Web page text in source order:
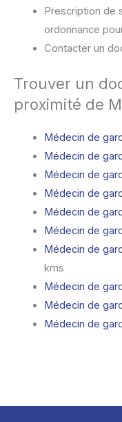
Prescription de
ordonnance
Contacter un
Trouver un
proximité de
Médecin de
Médecin de
Médecin de
Médecin de
Médecin de
Médecin de
Médecin de
kms
Médecin de
Médecin de
Médecin de